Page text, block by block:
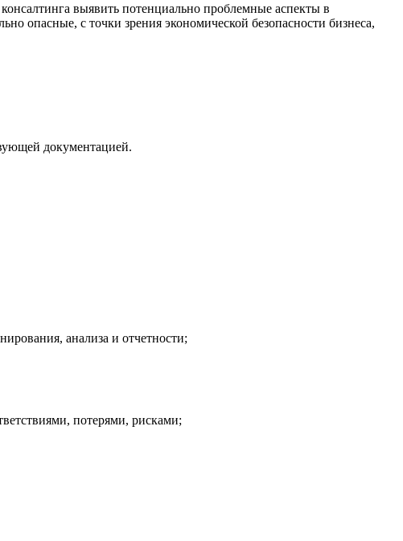
выявить потенциально проблемные аспекты в
опасные, с точки зрения экономической безопасности бизнеса,
документацией.
анализа и отчетности;
потерями, рисками;